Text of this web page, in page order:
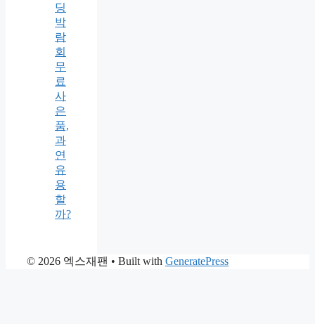
딩
박
람
회
무
료
사
은
품,
과
연
유
용
할
까?
© 2026 엑스재팬 • Built with GeneratePress